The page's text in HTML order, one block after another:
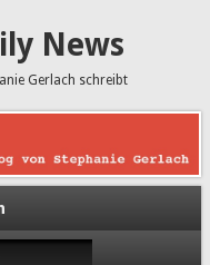
News
Gerlach schreibt